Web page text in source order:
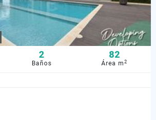
2
Baños
82
Área m2